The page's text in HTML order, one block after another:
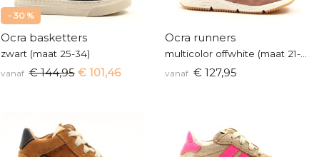
- 30 %
Ocra basketters
zwart (maat 25-34)
vanaf € 144,95 € 101,46
Ocra runners
vanaf € 127,95